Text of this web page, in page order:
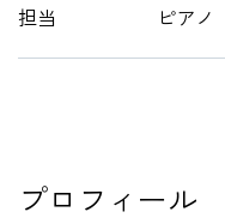
担当 ピアノ
プロフィール